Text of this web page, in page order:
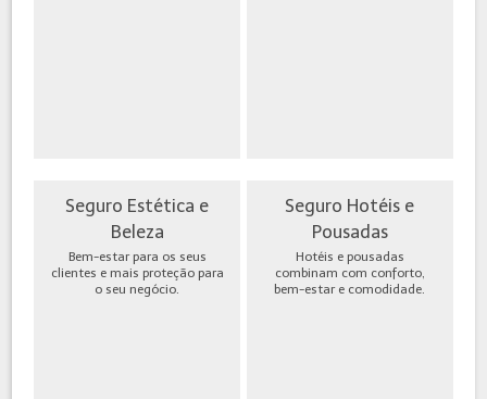
Seguro Estética e
Beleza
Bem-estar para os seus
clientes e mais proteção para
o seu negócio.
Seguro Hotéis e
Pousadas
Hotéis e pousadas
combinam com conforto,
bem-estar e comodidade.